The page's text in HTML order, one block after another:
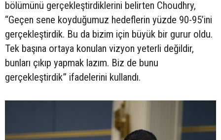
bölümünü gerçekleştirdiklerini belirten Choudhry,
“Geçen sene koyduğumuz hedeflerin yüzde 90-95’ini
gerçekleştirdik. Bu da bizim için büyük bir gurur oldu.
Tek başına ortaya konulan vizyon yeterli değildir,
bunları çıkıp yapmak lazım. Biz de bunu
gerçekleştirdik” ifadelerini kullandı.